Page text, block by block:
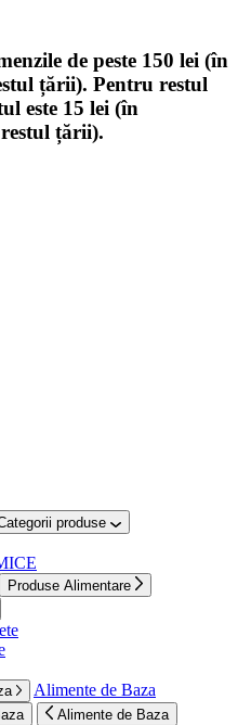
de peste 150 lei (în
țării). Pentru restul
este 15 lei (în
țării).
produse
Produse Alimentare
Alimente de Baza
Alimente de Baza